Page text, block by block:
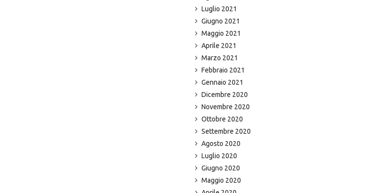
Luglio 2021
Giugno 2021
Maggio 2021
Aprile 2021
Marzo 2021
Febbraio 2021
Gennaio 2021
Dicembre 2020
Novembre 2020
Ottobre 2020
Settembre 2020
Agosto 2020
Luglio 2020
Giugno 2020
Maggio 2020